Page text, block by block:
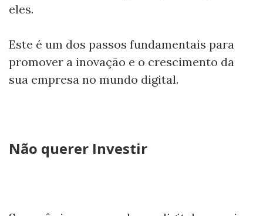
eles.
Este é um dos passos fundamentais para
promover a inovação e o crescimento da
sua empresa no mundo digital.
Não querer Investir